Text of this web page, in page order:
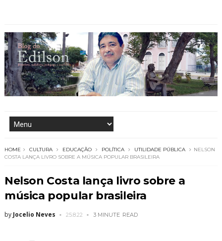
HOME CULTURA EDUCAÇÃO POLÍTICA UTILIDADE PÚBLICA
NELSON
COSTA LANÇA LIVRO SOBRE A MÚSICA POPULAR BRASILEIRA
Nelson Costa lança livro sobre a
música popular brasileira
by Jocelio Neves 25.8.22 3 MINUTE READ